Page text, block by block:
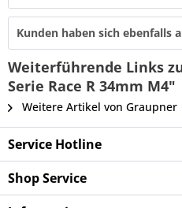
Kunden haben sich ebenfalls
Weiterführende Links
Serie Race R 34mm M4"
Weitere Artikel von Graupner
Service Hotline
Shop Service